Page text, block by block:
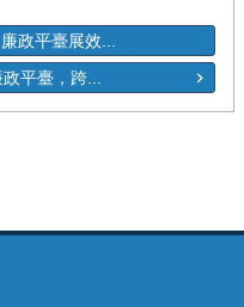
政平臺展效...
平臺，跨...